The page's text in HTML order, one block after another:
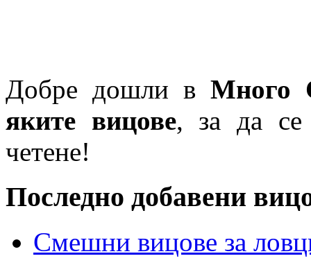
Добре дошли в Много
яките вицове, за да се
четене!
Последно добавени
Смешни вицове за